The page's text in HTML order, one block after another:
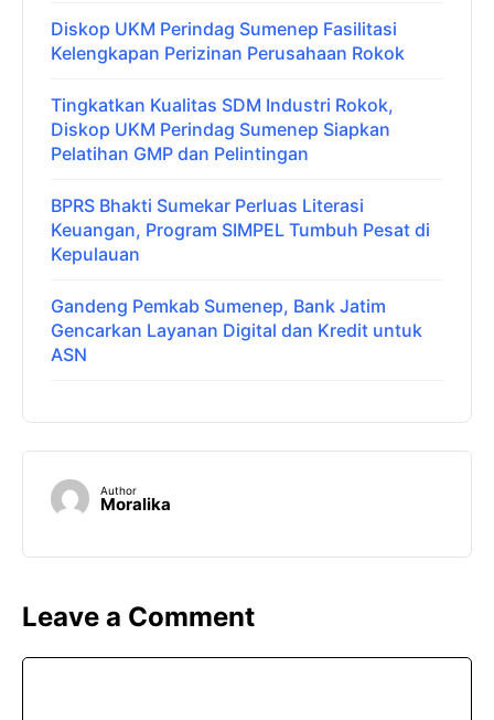
Diskop UKM Perindag Sumenep Fasilitasi
Kelengkapan Perizinan Perusahaan Rokok
Tingkatkan Kualitas SDM Industri Rokok,
Diskop UKM Perindag Sumenep Siapkan
Pelatihan GMP dan Pelintingan
BPRS Bhakti Sumekar Perluas Literasi
Keuangan, Program SIMPEL Tumbuh Pesat di
Kepulauan
Gandeng Pemkab Sumenep, Bank Jatim
Gencarkan Layanan Digital dan Kredit untuk
ASN
Author
Moralika
Leave a Comment